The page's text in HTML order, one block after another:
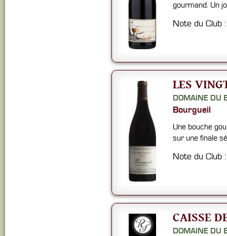
gourmand. Un
Note du Club
LES
DOMAINE DU
Bourgueil
Une bouche
sur une finale
Note du Club
CAISSE
DOMAINE DU